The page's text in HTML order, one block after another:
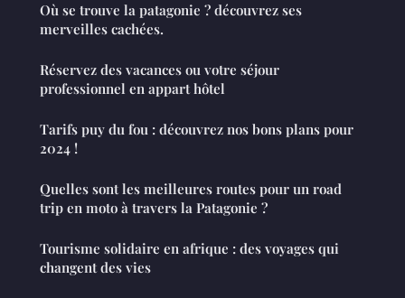
Où se trouve la patagonie ? découvrez ses
merveilles cachées.
Réservez des vacances ou votre séjour
professionnel en appart hôtel
Tarifs puy du fou : découvrez nos bons plans pour
2024 !
Quelles sont les meilleures routes pour un road
trip en moto à travers la Patagonie ?
Tourisme solidaire en afrique : des voyages qui
changent des vies